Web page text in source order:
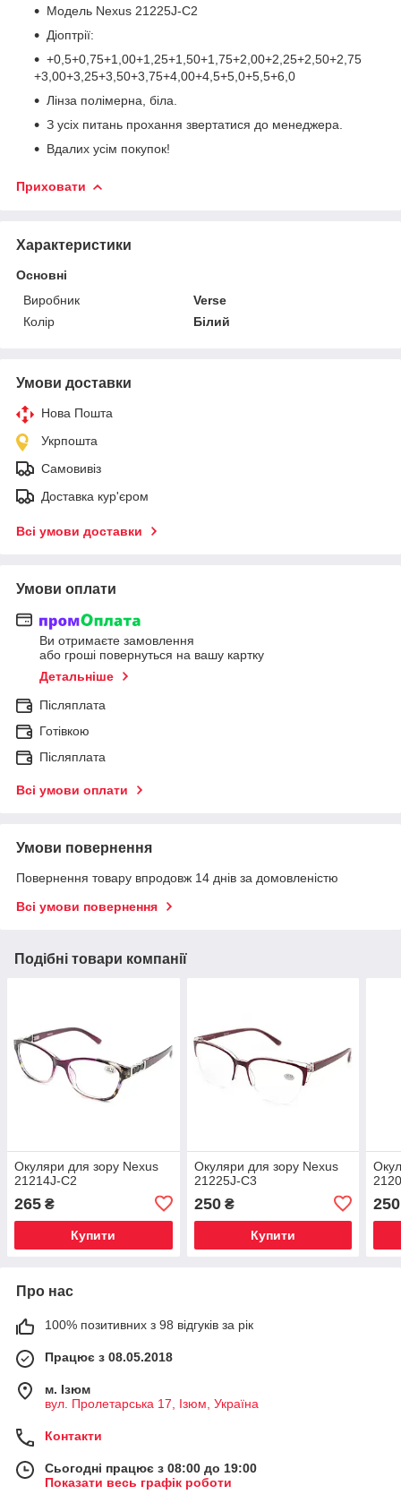
Модель Nexus 21225J-C2
Діоптрії:
+0,5+0,75+1,00+1,25+1,50+1,75+2,00+2,25+2,50+2,75
+3,00+3,25+3,50+3,75+4,00+4,5+5,0+5,5+6,0
Лінза полімерна, біла.
З усіх питань прохання звертатися до менеджера.
Вдалих усім покупок!
Приховати
Характеристики
Основні
Виробник
Verse
Колір
Білий
Умови доставки
Нова Пошта
Укрпошта
Самовивіз
Доставка кур'єром
Всі умови доставки
Умови оплати
Ви отримаєте замовлення
або гроші повернуться на вашу картку
Детальніше
Післяплата
Готівкою
Післяплата
Всі умови оплати
Умови повернення
Повернення товару впродовж 14 днів за домовленістю
Всі умови повернення
Подібні товари компанії
Окуляри для зору Nexus
21214J-C2
265 ₴
Купити
Окуляри для зору Nexus
21225J-C3
250₴
Купити
250
Про нас
100% позитивних з 98 відгуків за рік
Працює з 08.05.2018
м. Iзюм
вул. Пролетарська 17, Iзюм, Україна
Контакти
Сьогодні працює з 08:00 до 19:00
Показати весь графік роботи